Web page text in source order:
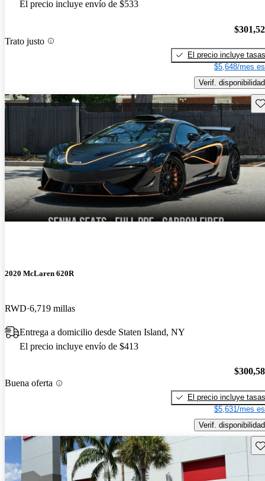
El precio incluye envío de $533
Trato justo
El precio incluye tasas
$5,648/mes
Verif. disponibilidad
2020 McLaren 620R
RWD 6,719 millas
Entrega a domicilio desde Staten Island, NY
El precio incluye envío de $413
Buena oferta
El precio incluye tasas
$5,631/mes
Verif. disponibilidad